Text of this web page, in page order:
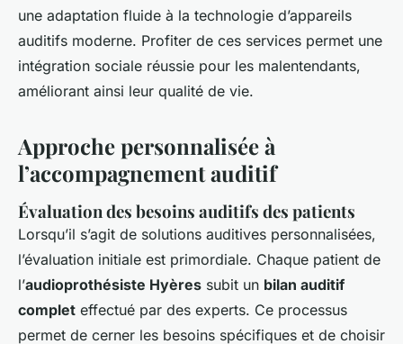
une adaptation fluide à la technologie d’appareils
auditifs moderne. Profiter de ces services permet une
intégration sociale réussie pour les malentendants,
améliorant ainsi leur qualité de vie.
Approche personnalisée à
l’accompagnement auditif
Évaluation des besoins auditifs des patients
Lorsqu’il s’agit de solutions auditives personnalisées,
l’évaluation initiale est primordiale. Chaque patient de
l’audioprothésiste Hyères subit un bilan auditif
complet effectué par des experts. Ce processus
permet de cerner les besoins spécifiques et de choisir